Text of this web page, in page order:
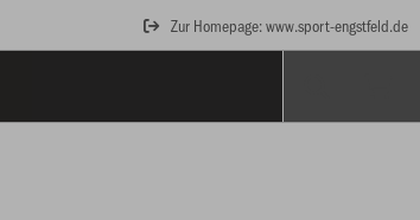
Zur Homepage: www.sport-engstfeld.de